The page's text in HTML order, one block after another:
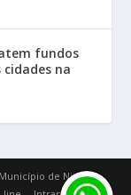
fundos
na
de Niterói.